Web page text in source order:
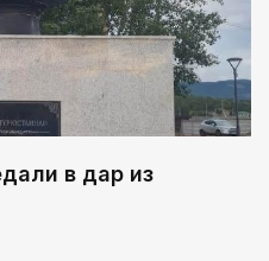
«Школа
действии
в дар из